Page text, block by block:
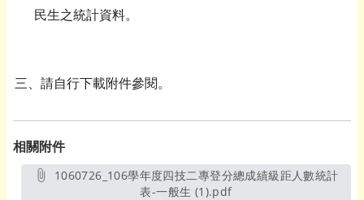
民生之統計資料。
三、請自行下載附件參閱。
相關附件
表-一般生 (1).pdf另開新視窗